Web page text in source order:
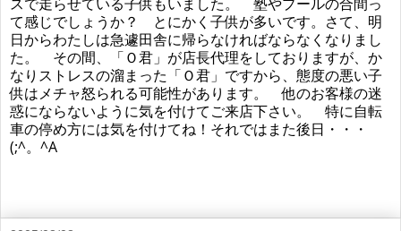
て感じでしょうか？ とにかく子供が多いです。さて、明
日からわたしは急遽田舎に帰らなければならなくなりまし
た。 その間、「Ｏ君」が店長代理をしておりますが、か
なりストレスの溜まった「Ｏ君」ですから、態度の悪い子
供はメチャ怒られる可能性があります。 他のお客様の迷
惑にならないように気を付けてご来店下さい。 特に自転
車の停め方には気を付けてね！それではまた後日・・・
(;^。^A